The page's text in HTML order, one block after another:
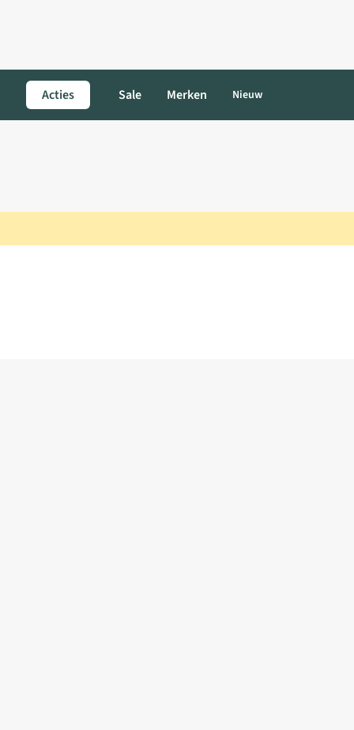
Acties Sale Merken Nieuw